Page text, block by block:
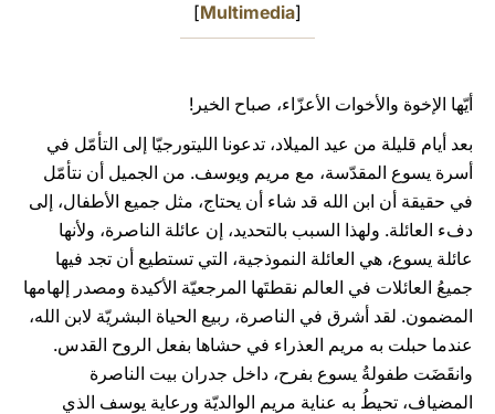
[
Multimedia
]
أيّها الإخوة والأخوات الأعزّاء، صباح الخير!
بعد أيام قليلة من عيد الميلاد، تدعونا الليتورجيّا إلى التأمّل في
أسرة يسوع المقدّسة، مع مريم ويوسف. من الجميل أن نتأمّل
في حقيقة أن ابن الله قد شاء أن يحتاج، مثل جميع الأطفال، إلى
دفء العائلة. ولهذا السبب بالتحديد، إن عائلة الناصرة، ولأنها
عائلة يسوع، هي العائلة النموذجية، التي تستطيع أن تجد فيها
جميعُ العائلات في العالم نقطتَها المرجعيّة الأكيدة ومصدر إلهامها
المضمون. لقد أشرق في الناصرة، ربيع الحياة البشريّة لابن الله،
عندما حبلت به مريم العذراء في حشاها بفعل الروح القدس.
وانقَضَت طفولةُ يسوع بفرح، داخل جدران بيت الناصرة
المضياف، تحيطُ به عناية مريم الوالديّة ورعاية يوسف الذي